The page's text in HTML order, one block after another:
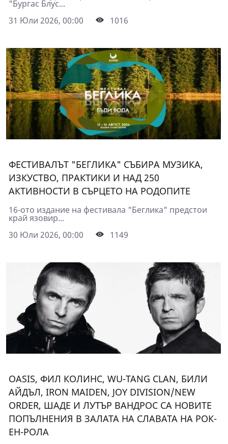
"Бургас Блус...
31 Юли 2026, 00:00
1016
ФЕСТИВАЛЪТ "БЕГЛИКА" СЪБИРА МУЗИКА,
ИЗКУСТВО, ПРАКТИКИ И НАД 250
АКТИВНОСТИ В СЪРЦЕТО НА РОДОПИТЕ
16-ото издание на фестивала "Беглика" предстои
край язовир...
30 Юли 2026, 00:00
1149
OASIS, ФИЛ КОЛИНС, WU-TANG CLAN, БИЛИ
АЙДЪЛ, IRON MAIDEN, JOY DIVISION/NEW
ORDER, ШАДЕ И ЛУТЪР ВАНДРОС СА НОВИТЕ
ПОПЪЛНЕНИЯ В ЗАЛАТА НА СЛАВАТА НА РОК-
ЕН-РОЛА